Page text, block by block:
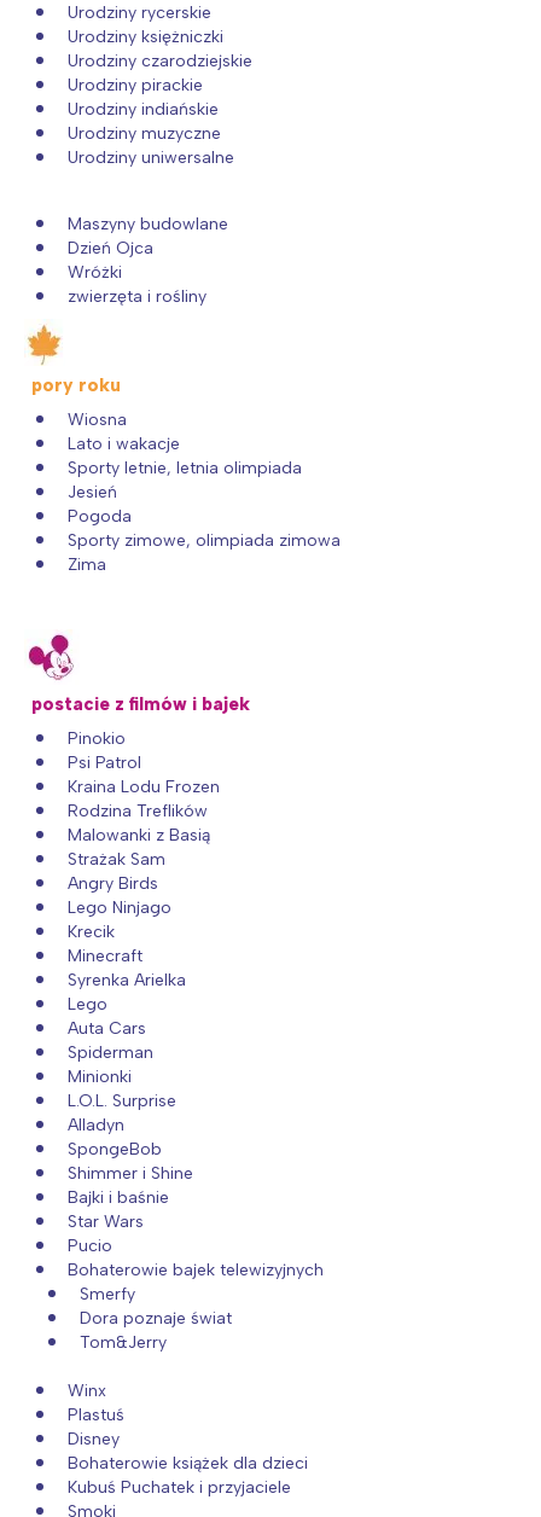
Urodziny rycerskie
Urodziny księżniczki
Urodziny czarodziejskie
Urodziny pirackie
Urodziny indiańskie
Urodziny muzyczne
Urodziny uniwersalne
Maszyny budowlane
Dzień Ojca
Wróżki
zwierzęta i rośliny
pory roku
Wiosna
Lato i wakacje
Sporty letnie, letnia olimpiada
Jesień
Pogoda
Sporty zimowe, olimpiada zimowa
Zima
postacie z filmów i bajek
Pinokio
Psi Patrol
Kraina Lodu Frozen
Rodzina Treflików
Malowanki z Basią
Strażak Sam
Angry Birds
Lego Ninjago
Krecik
Minecraft
Syrenka Arielka
Lego
Auta Cars
Spiderman
Minionki
L.O.L. Surprise
Alladyn
SpongeBob
Shimmer i Shine
Bajki i baśnie
Star Wars
Pucio
Bohaterowie bajek telewizyjnych
Smerfy
Dora poznaje świat
Tom&Jerry
Winx
Plastuś
Disney
Bohaterowie książek dla dzieci
Kubuś Puchatek i przyjaciele
Smoki
Warszawa
Łódź
Trójmiasto
Poznań
Wrocław